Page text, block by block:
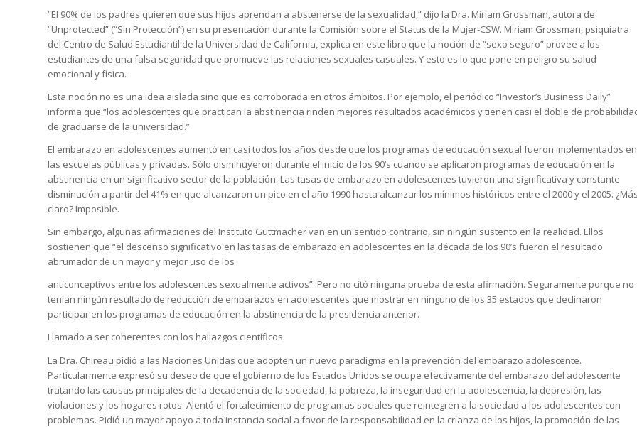
“El 90% de los padres quieren que sus hijos aprendan a abstenerse de la sexualidad,” dijo la Dra. Miriam Grossman, autora de
“Unprotected” (“Sin Protección”) en su presentación durante la Comisión sobre el Status de la Mujer-CSW. Miriam Grossman, psiquiatra
del Centro de Salud Estudiantil de la Universidad de California, explica en este libro que la noción de “sexo seguro” provee a los
estudiantes de una falsa seguridad que promueve las relaciones sexuales casuales. Y esto es lo que pone en peligro su salud
emocional y física.
Esta noción no es una idea aislada sino que es corroborada en otros ámbitos. Por ejemplo, el periódico “Investor’s Business Daily”
informa que “los adolescentes que practican la abstinencia rinden mejores resultados académicos y tienen casi el doble de
de graduarse de la universidad.”
El embarazo en adolescentes aumentó en casi todos los años desde que los programas de educación sexual fueron implementados en
las escuelas públicas y privadas. Sólo disminuyeron durante el inicio de los 90’s cuando se aplicaron programas de educación en la
abstinencia en un significativo sector de la población. Las tasas de embarazo en adolescentes tuvieron una significativa y constante
disminución a partir del 41% en que alcanzaron un pico en el año 1990 hasta alcanzar los mínimos históricos entre el 2000 y el 2005. ¿Más
claro? Imposible.
Sin embargo, algunas afirmaciones del Instituto Guttmacher van en un sentido contrario, sin ningún sustento en la realidad. Ellos
sostienen que “el descenso significativo en las tasas de embarazo en adolescentes en la década de los 90’s fueron el resultado
abrumador de un mayor y mejor uso de los
anticonceptivos entre los adolescentes sexualmente activos”. Pero no citó ninguna prueba de esta afirmación. Seguramente porque no
tenían ningún resultado de reducción de embarazos en adolescentes que mostrar en ninguno de los 35 estados que declinaron
participar en los programas de educación en la abstinencia de la presidencia anterior.
Llamado a ser coherentes con los hallazgos científicos
La Dra. Chireau pidió a las Naciones Unidas que adopten un nuevo paradigma en la prevención del embarazo adolescente.
Particularmente expresó su deseo de que el gobierno de los Estados Unidos se ocupe efectivamente del embarazo del adolescente
tratando las causas principales de la decadencia de la sociedad, la pobreza, la inseguridad en la adolescencia, la depresión, las
violaciones y los hogares rotos. Alentó el fortalecimiento de programas sociales que reintegren a la sociedad a los adolescentes con
problemas. Pidió un mayor apoyo a toda instancia social a favor de la responsabilidad en la crianza de los hijos, la promoción de las